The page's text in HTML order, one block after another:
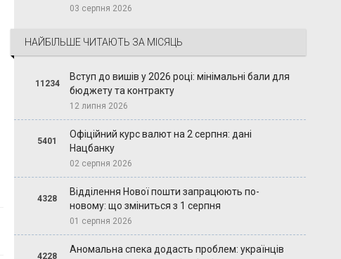
03 серпня 2026
НАЙБІЛЬШЕ ЧИТАЮТЬ ЗА МІСЯЦЬ
11234
Вступ до вишів у 2026 році: мінімальні бали для
бюджету та контракту
12 липня 2026
5401
Офіційний курс валют на 2 серпня: дані
Нацбанку
02 серпня 2026
4328
Відділення Нової пошти запрацюють по-
новому: що зміниться з 1 серпня
01 серпня 2026
4228
Аномальна спека додасть проблем: українців